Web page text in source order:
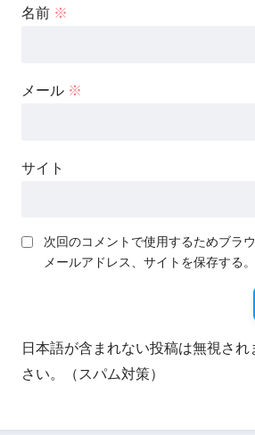
名前 ※
メール ※
サイト
次回のコメントで使用するためブラ
メールアドレス、サイトを保存する。
日本語が含まれない投稿は無視さ
さい。（スパム対策）